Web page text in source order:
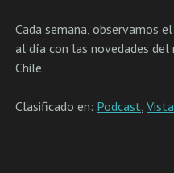
Cada semana, observamos
al día con las novedades
Chile.
Clasificado en: Podcast,